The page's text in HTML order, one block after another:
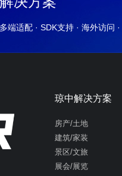
端适配 · SDK支持 · 海外访问
琼中解决方案
房产/土地
建筑/家装
景区/文旅
展会/展览